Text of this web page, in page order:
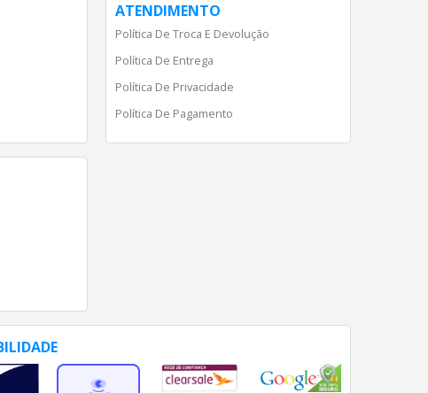
ATENDIMENTO
Política De Troca E Devolução
Política De Entrega
Política De Privacidade
Política De Pagamento